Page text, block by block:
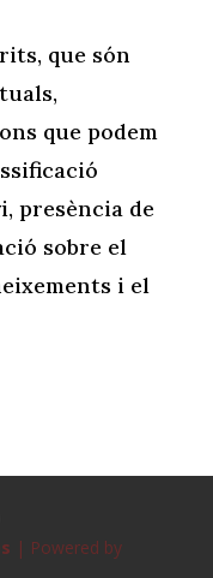
que són
que podem
presència de
sobre el
i el
| Powered by